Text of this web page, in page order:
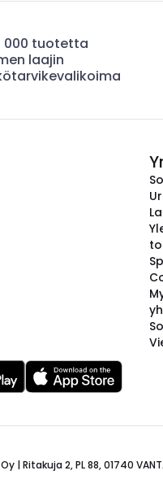
000 tuotetta
laajin
| Ritakuja 2, PL 88, 01740